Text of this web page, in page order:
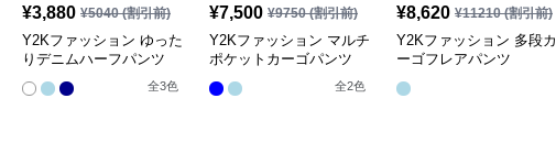
¥3,880 ¥5040(割引前)
Y2Kファッション ゆった
りデニムハーフパンツ
全3色
¥7,500 ¥9750(割引前)
Y2Kファッション マルチ
ポケットカーゴパンツ
全2色
¥8,620 ¥11210(割引前)
Y2Kファッション 多段カ
ーゴフレアパンツ